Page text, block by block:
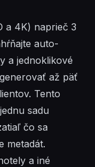
a 4K) naprieč 3
auto-
a jednoklikové
až päť
Tento
sadu
čo sa
metadát.
a iné